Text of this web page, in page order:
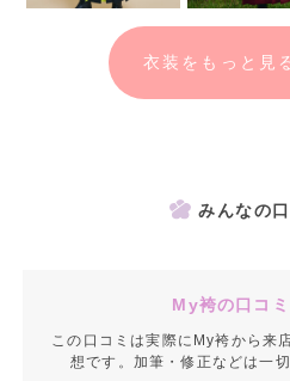
衣装をもっと見
みんなの
My袴の口コ
この口コミは実際にMy袴から来
想です。加筆・修正などは一